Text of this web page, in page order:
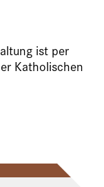
ist per
Katholischen